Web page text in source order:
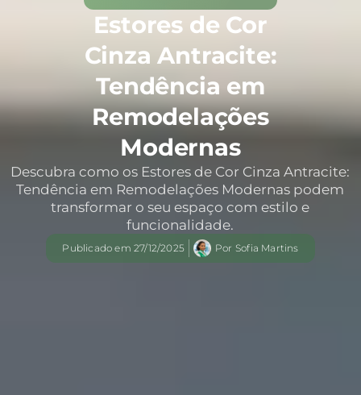
Estores de Cor
Cinza Antracite:
Tendência em
Remodelações
Modernas
Descubra como os Estores de Cor Cinza Antracite:
Tendência em Remodelações Modernas podem
transformar o seu espaço com estilo e
funcionalidade.
Publicado em27/12/2025 Por Sofia Martins